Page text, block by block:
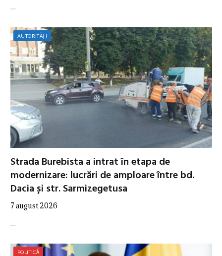
…
AUTORITĂȚI
Strada Burebista a intrat în etapa de
modernizare: lucrări de amploare între bd.
Dacia și str. Sarmizegetusa
7 august 2026
…
POLITICĂ